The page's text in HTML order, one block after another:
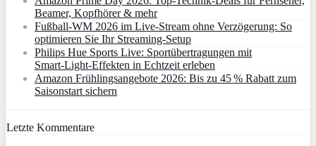
Beamer, Kopfhörer & mehr
Fußball-WM 2026 im Live-Stream ohne Verzögerung: So
optimieren Sie Ihr Streaming-Setup
Philips Hue Sports Live: Sportübertragungen mit
Smart‑Light‑Effekten in Echtzeit erleben
Amazon Frühlingsangebote 2026: Bis zu 45 % Rabatt zum
Saisonstart sichern
Letzte Kommentare